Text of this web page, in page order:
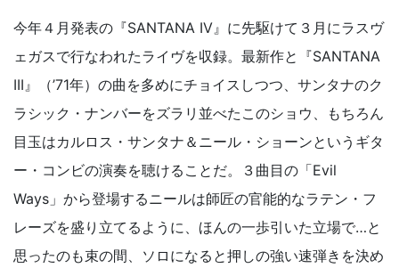
今年４月発表の『SANTANA IV』に先駆けて３月にラスヴ
ェガスで行なわれたライヴを収録。最新作と『SANTANA
III』（’71年）の曲を多めにチョイスしつつ、サンタナのク
ラシック・ナンバーをズラリ並べたこのショウ、もちろん
目玉はカルロス・サンタナ＆ニール・ショーンというギタ
ー・コンビの演奏を聴けることだ。３曲目の「Evil
Ways」から登場するニールは師匠の官能的なラテン・フ
レーズを盛り立てるように、ほんの一歩引いた立場で…と
思ったのも束の間、ソロになると押しの強い速弾きを決め